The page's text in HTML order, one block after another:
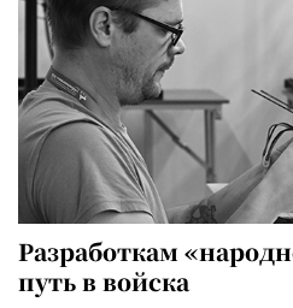
Разработкам
путь в войска